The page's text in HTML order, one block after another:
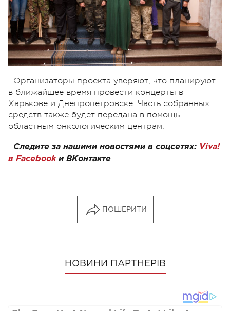
Организаторы проекта уверяют, что планируют
в ближайшее время провести концерты в
Харькове и Днепропетровске. Часть собранных
средств также будет передана в помощь
областным онкологическим центрам.
Следите за нашими новостями в соцсетях: Viva!
в Facebookи ВКонтакте
ПОШЕРИТИ
НОВИНИ ПАРТНЕРІВ